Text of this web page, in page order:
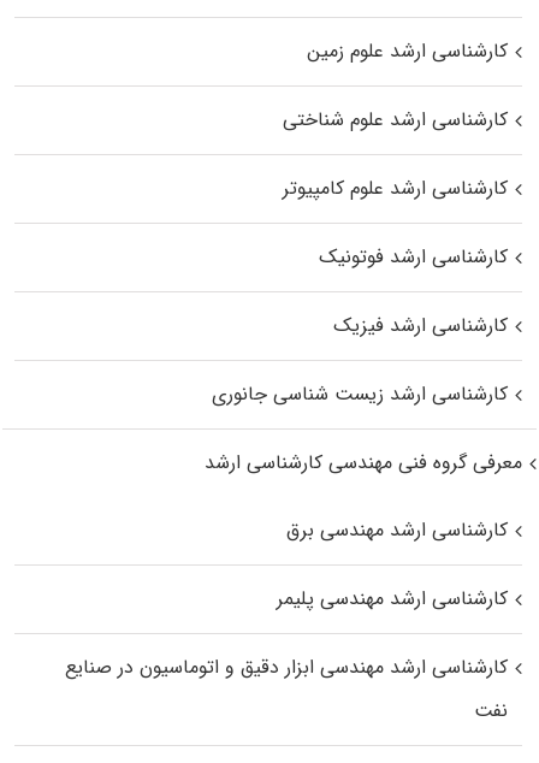
کارشناسی ارشد علوم زمین
کارشناسی ارشد علوم شناختی
کارشناسی ارشد علوم کامپیوتر
کارشناسی ارشد فوتونیک
کارشناسی ارشد فیزیک
کارشناسی ارشد زیست‌ شناسی جانوری
معرفی گروه فنی مهندسی کارشناسی ارشد
کارشناسی ارشد مهندسی برق
کارشناسی ارشد مهندسی پلیمر
کارشناسی ارشد مهندسی ابزار دقیق و اتوماسیون در صنایع
نفت